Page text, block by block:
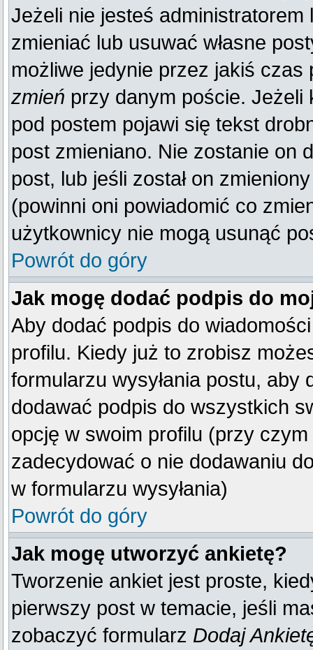
Jeżeli nie jesteś
zmieniać lub usuwać własne
możliwe jedynie przez jakiś
zmień przy danym poście. Jeżeli
pod postem pojawi się tekst
post zmieniano. Nie zostanie on
post, lub jeśli został on
(powinni oni powiadomić co
użytkownicy nie mogą usunąć
Powrót do góry
Jak mogę dodać podpis do
Aby dodać podpis do
profilu. Kiedy już to zrobisz
formularzu wysyłania postu,
dodawać podpis do wszystkich
opcję w swoim profilu (przy
zadecydować o nie dodawaniu
w formularzu wysyłania)
Powrót do góry
Jak mogę utworzyć ankietę?
Tworzenie ankiet jest proste,
pierwszy post w temacie, jeśli
zobaczyć formularz Dodaj